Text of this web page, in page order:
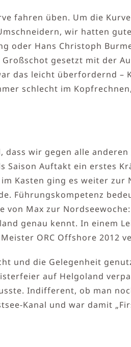
fahren üben. Um die
wir hatten
oder Hans Christoph
gesetzt mit der
das leicht überfordernd –
schlecht im
wir gegen alle anderen
Saison Auftakt ein erstes
Kasten ging es weiter zur
Führungskompetenz
Max zur
genau kennt. In einem
ORC Offshore 2012
und die Gelegenheit
auf Helgoland
Indifferent, ob man
Kanal und war damit